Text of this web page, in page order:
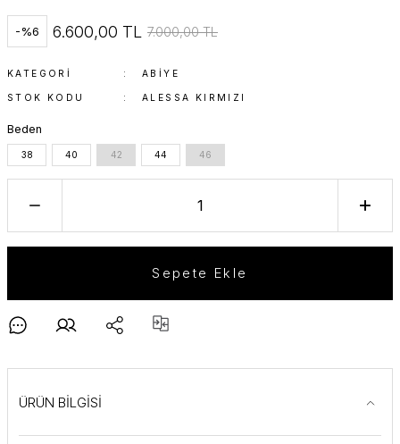
-%6 6.600,00 TL 7.000,00 TL
KATEGORI ABIYE
STOK KODU ALESSA KIRMIZI
Beden
38 40 42 44 46
Sepete Ekle
ÜRÜN BİLGİSİ